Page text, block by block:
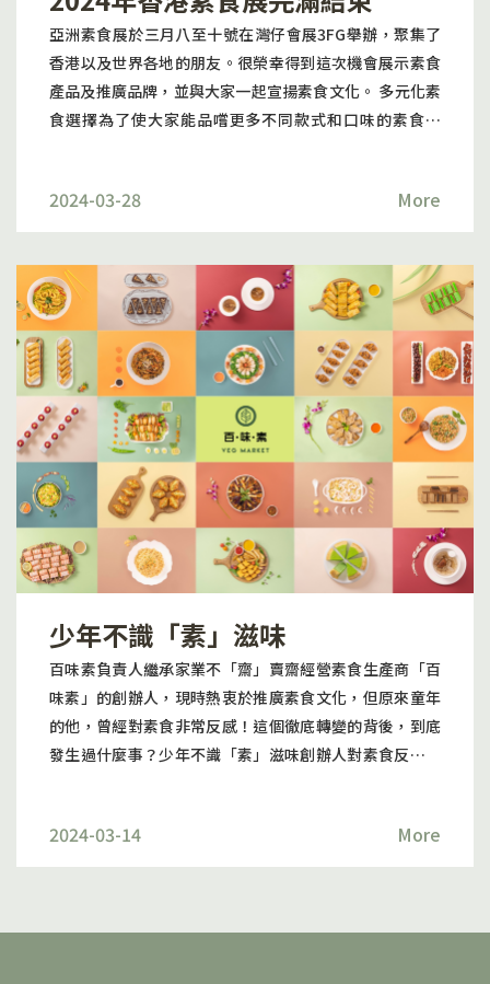
話Whatsapp下單，由選擇份量開始，至少10人起，然後
自選菜式，放入購物車付款後即可安排。外賣到會最低消
費金額HK$ 800，訂購滿$1500免費地面交收送貨服務(離
島及偏遠地區除外)，送上門則統一收取$250。 若您的活
材。 提供多種付款方式，包括: 1. Visa / Mastercard
亞洲素食展於三月八至十號在灣仔會展3FG舉辦，聚集了
香港以及世界各地的朋友。很榮幸得到這次機會展示素食
產品及推廣品牌，並與大家一起宣揚素食文化。 多元化素
食選擇為了使大家能品嚐更多不同款式和口味的素食產
或者一罐無糖Vida汽水。 在「This This素」區，我們提
供了多款美味的素食供觀眾選擇，包括照燒猴頭菇扒漢堡
包、胡麻醬新魚柳漢堡包、素肉鬆芋泥三文治、素鰻魚飯
卷、素肉鬆飯卷、香煎素腐皮卷、炸素麥樂雞、 素三絲春
卷、吉列素帶子、茄汁素肉丸、BBQ素腩肉西蘭花、秋葵
炒素雞、西檸素鴨、碎蛋沙律牛角酥和紅絲絨蛋糕。滿足
不同人的口味喜好，無論是喜歡日式、中式還是西式素食
的人，都 可以在百味素的展位上找到合適的選擇。 純素認
證紅酒 懷舊素食甜品 除了素食美食，我們特別推出了純素
認證紅酒專區，供喜愛美酒的素食者品嚐。這些紅酒來自
法國波爾多和澳洲巴羅莎山谷，品質優良。此外，百味素
還提供手作素甜品杯和手作懷舊糕 點，包括椰汁班蘭糕(純
素)、椰汁紫米糕(純素)、馬蹄水晶糕(純素)、芋泥紅絲絨
蛋糕布甸(蛋奶素)、洛神花青蘋果果凍(純素)、楊枝甘露布
幸吸引了眾多素食愛好者的關注並獲得大量新舊客戶捧
場，十分感謝大家支持！展覽結束後，百味素將繼續努力
創新和改進我們的素食產品，以滿足不斷增長的素食市場
需 求。我們相信，通過不斷的努力和創新，希望加大力度
推動香港素食文化的多元化發展，能使素食在香港得到更
味素的支持！
2024-03-28 More
少年不識「素」滋味
百味素負責人繼承家業不「齋」賣齋經營素食生產商「百
味素」的創辦人，現時熱衷於推廣素食文化，但原來童年
的他，曾經對素食非常反感！這個徹底轉變的背後，到底
發生過什麼事？少年不識「素」滋味創辦人對素食反感，
做中式「齋」。眼見長輩全心投入經營家族素食生意，令
剩下陪伴自己的時間寥寥無幾，才令他不喜歡素食，甚至
2024-03-14 More